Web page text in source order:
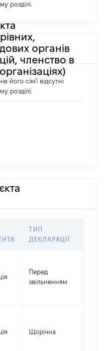
розділі.
органів
членство в
його сім'ї відсутні
розділі.
ТИП
ДЕКЛАРАЦІЇ
Перед
звільненням
Щорічна